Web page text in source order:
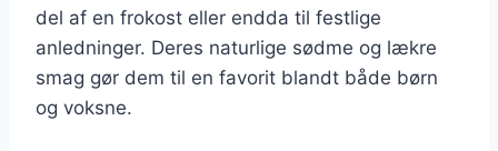
del af en frokost eller endda til festlige
anledninger. Deres naturlige sødme og lækre
smag gør dem til en favorit blandt både børn
og voksne.